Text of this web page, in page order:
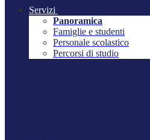
Servizi
Panoramica
Famiglie e studenti
Personale scolastico
Percorsi di studio